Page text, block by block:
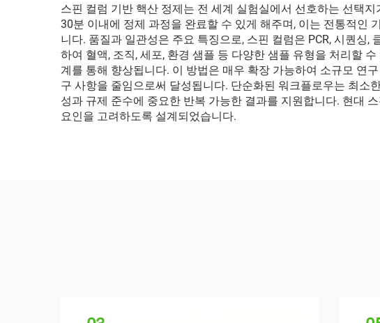
스핀 컬럼 기반 핵산 정제는 전 세계 실험실에서 선호하는 선택
30분 이내에 정제 과정을 완료할 수 있게 해주며, 이는 전통적인
니다. 품질과 일관성은 주요 특징으로, 스핀 컬럼은 PCR, 시퀀싱
하여 혈액, 조직, 세포, 환경 샘플 등 다양한 샘플 유형을 처리할
계를 통해 향상됩니다. 이 방법은 매우 확장 가능하여 소규모 연
구 사항을 줄임으로써 달성됩니다. 단순화된 워크플로우는 최소
성과 규제 준수에 중요한 반복 가능한 결과를 지원합니다. 현대
요인을 고려하도록 설계되었습니다.